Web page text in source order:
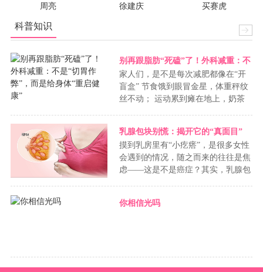
周亮 徐建庆 买赛虎
科普知识
别再跟脂肪“死磕”了！外科减重：不
是“切胃作弊”，而是给身体“重启健
康”
家人们，是不是每次减肥都像在“开
盲盒” 节食饿到眼冒金星，体重秤纹
丝不动； 运动累到瘫在地上，奶茶
乳腺包块别慌：揭开它的“真面目”
摸到乳房里有“小疙瘩”，是很多女性
会遇到的情况，随之而来的往往是焦
虑——这是不是癌症？其实，乳腺包
你相信光吗